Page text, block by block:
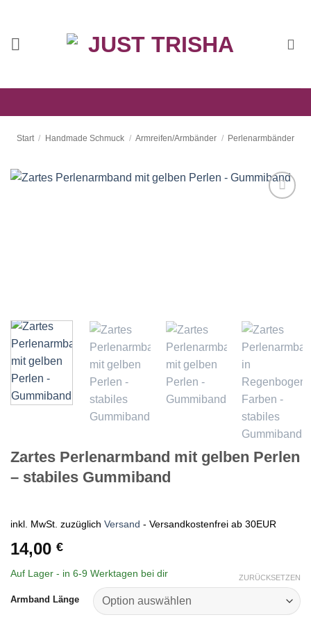
springen
Start / Handmade Schmuck / Armreifen/Armbänder / Perlenarmbänder
Zartes Perlenarmband mit gelben Perlen
– stabiles Gummiband
inkl. MwSt. zuzüglich Versand - Versandkostenfrei ab 30EUR
14,00 €
Auf Lager - in 6-9 Werktagen bei dir
Armband Länge
ZURÜCKSETZEN